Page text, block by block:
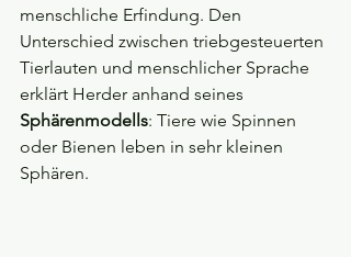
menschliche Erfindung. Den
Unterschied zwischen triebgesteuerten
Tierlauten und menschlicher Sprache
erklärt Herder anhand seines
Sphärenmodells: Tiere wie Spinnen
oder Bienen leben in sehr kleinen
Sphären.